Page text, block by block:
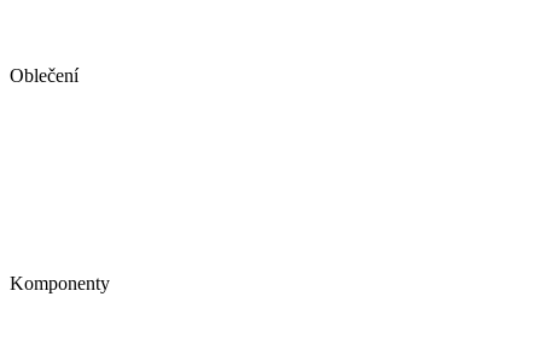
Oblečení
Komponenty